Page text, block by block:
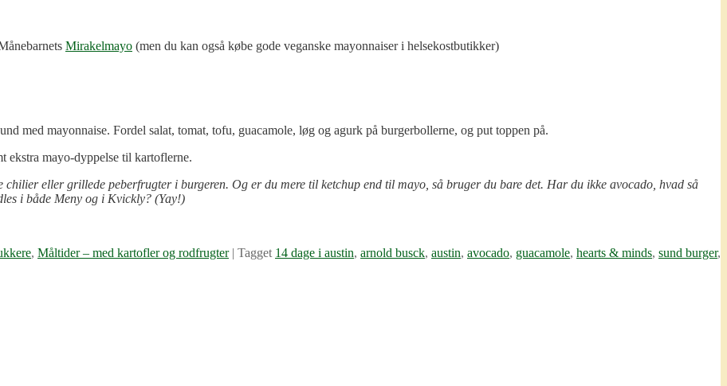
Mirakelmayo (men du kan også købe gode veganske mayonnaiser i helsekostbutikker)
med mayonnaise. Fordel salat, tomat, tofu, guacamole, løg og agurk på burgerbollerne, og put toppen på.
ekstra mayo-dyppelse til kartoflerne.
eller grillede peberfrugter i burgeren. Og er du mere til ketchup end til mayo, så bruger du bare det. Har du ikke avocado, hvad så
i både Meny og i Kvickly? (Yay!)
, Måltider – med kartofler og rodfrugter | Tagget 14 dage i austin, arnold busck, austin, avocado, guacamole, hearts & minds, sund burger,